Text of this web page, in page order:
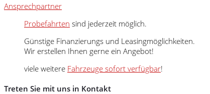
Ansprechpartner
Probefahrten sind jederzeit möglich.
Günstige Finanzierungs und Leasingmöglichkeiten.
Wir erstellen Ihnen gerne ein Angebot!
viele weitere Fahrzeuge sofort verfügbar!
Treten Sie mit uns in Kontakt